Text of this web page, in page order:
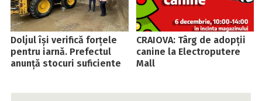
Doljul își verifică forțele
pentru iarnă. Prefectul
anunță stocuri suficiente
CRAIOVA: Târg de adopții
canine la Electroputere
Mall